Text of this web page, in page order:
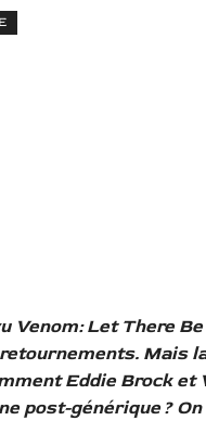
Venom: Let There
retournements. Mais
Eddie Brock et
post-générique ?